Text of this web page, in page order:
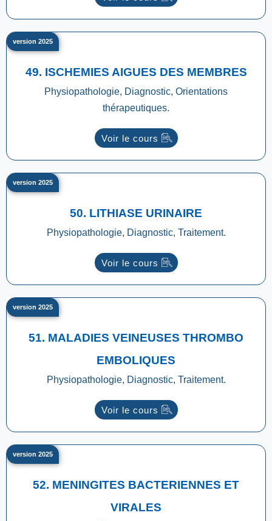
49. ISCHEMIES AIGUES DES MEMBRES
Physiopathologie, Diagnostic, Orientations
thérapeutiques.
Voir le cours
version 2025
50. LITHIASE URINAIRE
Physiopathologie, Diagnostic, Traitement.
Voir le cours
version 2025
51. MALADIES VEINEUSES THROMBO
EMBOLIQUES
Physiopathologie, Diagnostic, Traitement.
Voir le cours
version 2025
52. MENINGITES BACTERIENNES ET
VIRALES
version 2025